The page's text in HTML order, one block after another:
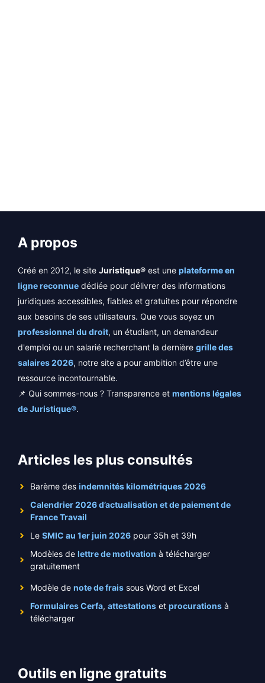
A propos
Créé en 2012, le site Juristique® est une plateforme en
ligne reconnue dédiée pour délivrer des informations
juridiques accessibles, fiables et gratuites pour répondre
aux besoins de ses utilisateurs. Que vous soyez un
professionnel du droit, un étudiant, un demandeur
d'emploi ou un salarié recherchant la dernière grille des
salaires 2026, notre site a pour ambition d’être une
ressource incontournable.
📌 Qui sommes-nous ? Transparence et mentions légales
de Juristique®.
Articles les plus consultés
Barème des indemnités kilométriques 2026
Calendrier 2026 d’actualisation et de paiement de
France Travail
Le SMIC au 1er juin 2026 pour 35h et 39h
Modèles de lettre de motivation à télécharger
gratuitement
Modèle de note de frais sous Word et Excel
Formulaires Cerfa, attestations et procurations à
télécharger
Outils en ligne gratuits